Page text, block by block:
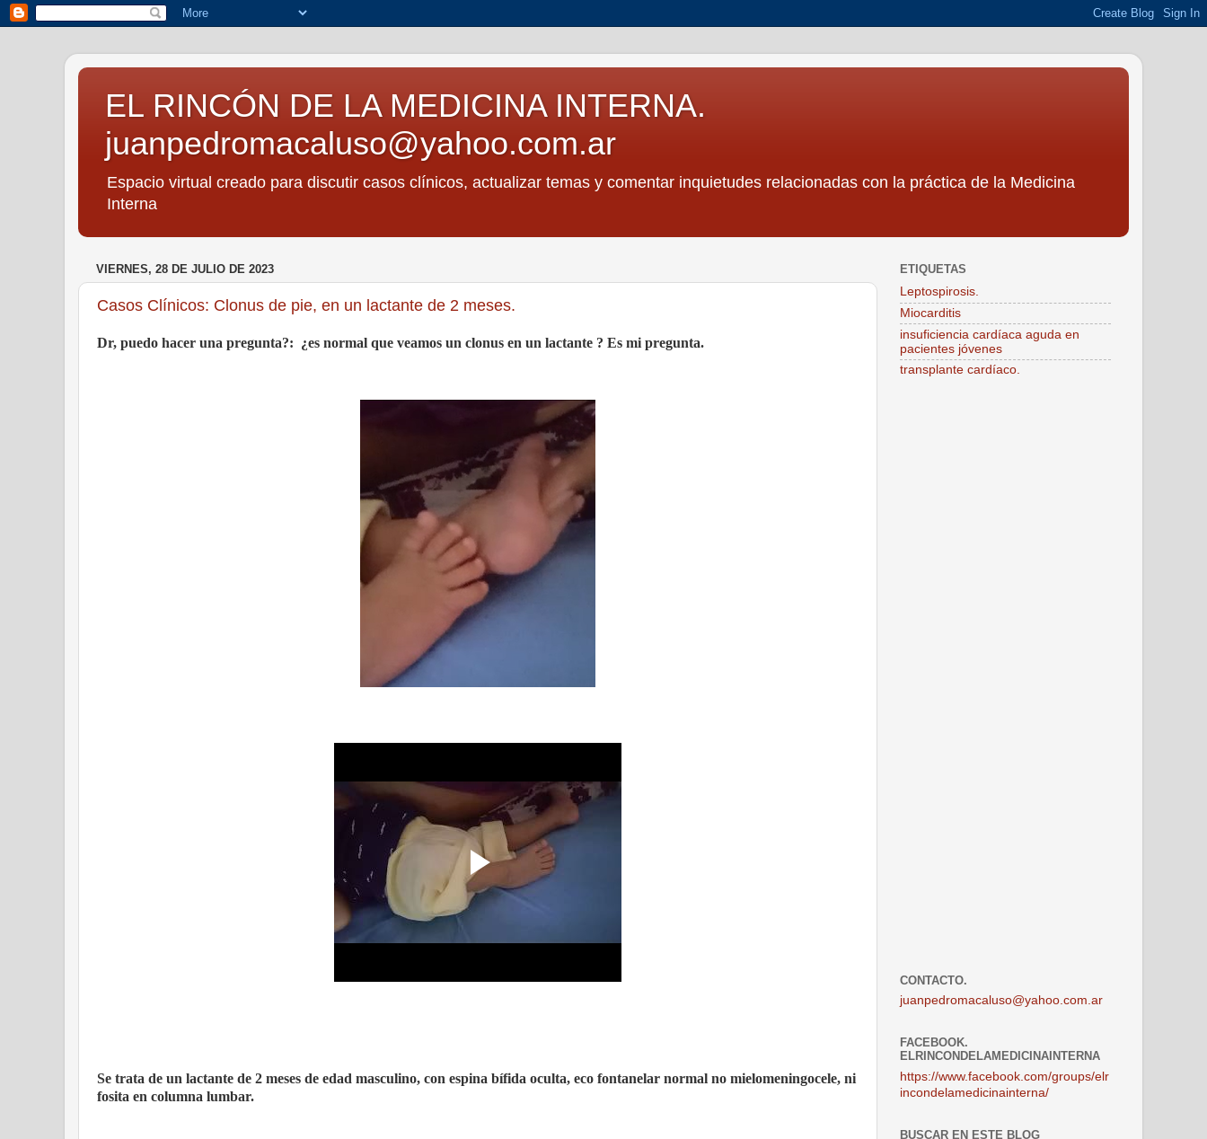
EL RINCÓN DE LA MEDICINA INTERNA.
juanpedromacaluso@yahoo.com.ar
Espacio virtual creado para discutir casos clínicos, actualizar temas y comentar inquietudes relacionadas con la práctica de la Medicina
Interna
VIERNES, 28 DE JULIO DE 2023
Casos Clínicos: Clonus de pie, en un lactante de 2 meses.
Dr, puedo hacer una pregunta?: ¿es normal que veamos un clonus en un lactante ? Es mi pregunta.
Se trata de un lactante de 2 meses de edad masculino, con espina bífida oculta, eco fontanelar normal no mielomeningocele, ni
fosita en columna lumbar.
ETIQUETAS
Leptospirosis.
Miocarditis
insuficiencia cardíaca aguda en
pacientes jóvenes
transplante cardíaco.
CONTACTO.
juanpedromacaluso@yahoo.com.ar
FACEBOOK.
ELRINCONDELAMEDICINAINTERNA
https://www.facebook.com/groups/elr
incondelamedicinainterna/
BUSCAR EN ESTE BLOG